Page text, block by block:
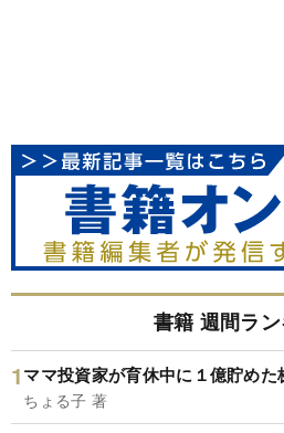
書籍 週間ラ
ママ投資家が育休中に１億貯めた
ちょる子 著